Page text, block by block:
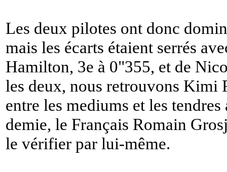
Les deux pilotes ont donc
mais les écarts étaient serrés
Hamilton, 3e à 0"355, et de
les deux, nous retrouvons Kimi
entre les mediums et les
demie, le Français Romain
le vérifier par lui-même.